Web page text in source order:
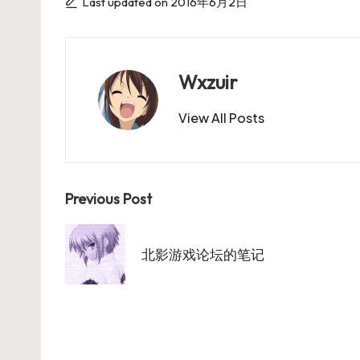
Wxzuir
View All Posts
Post
navigation
Previous Post
北影游戏论坛的笔记